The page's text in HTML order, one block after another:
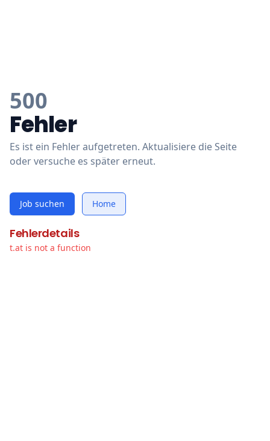
500
Fehler
Es ist ein Fehler aufgetreten. Aktualisiere die Seite
oder versuche es später erneut.
Job suchen Home
Fehlerdetails
t.at is not a function